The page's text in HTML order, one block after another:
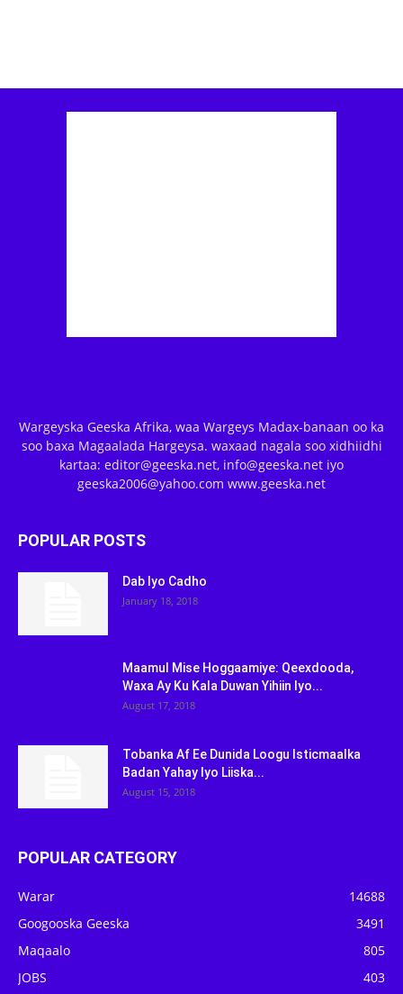
Wargeyska Geeska Afrika, waa Wargeys Madax-banaan oo ka
soo baxa Magaalada Hargeysa. waxaad nagala soo xidhiidhi
kartaa: editor@geeska.net, info@geeska.net iyo
geeska2006@yahoo.com www.geeska.net
POPULAR POSTS
Dab Iyo Cadho
January 18, 2018
Maamul Mise Hoggaamiye: Qeexdooda,
Waxa Ay Ku Kala Duwan Yihiin Iyo...
August 17, 2018
Tobanka Af Ee Dunida Loogu Isticmaalka
Badan Yahay Iyo Liiska...
August 15, 2018
POPULAR CATEGORY
Warar
14688
Googooska Geeska
3491
Maqaalo
805
JOBS
403